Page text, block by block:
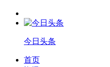
今日头条
首页